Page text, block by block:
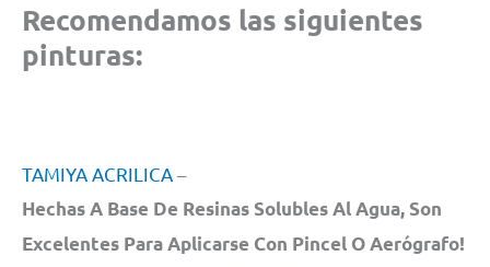
Recomendamos las siguientes
pinturas:
TAMIYA ACRILICA–
Hechas A Base De Resinas Solubles Al Agua, Son
Excelentes Para Aplicarse Con Pincel O Aerógrafo!